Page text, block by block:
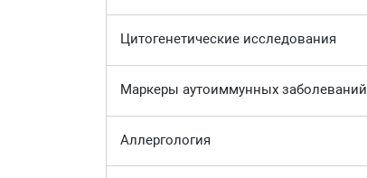
Цитогенетические исследования
Маркеры аутоиммунных заболеваний
Аллергология